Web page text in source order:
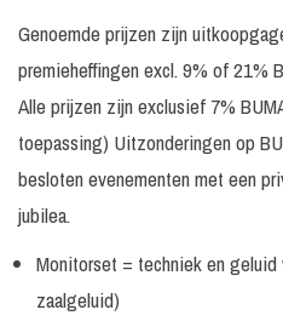
Sefa minuten
60
minuten
The Viper 60
minuten
Genoemde prijzen zijn
premieheffingen excl. 9% of 21%
Alle prijzen zijn exclusief 7%
toepassing) Uitzonderingen op
besloten evenementen met een
jubilea.
Monitorset = techniek en
zaalgeluid)